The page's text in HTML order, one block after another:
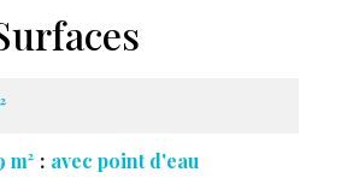
m² avec point d'eau